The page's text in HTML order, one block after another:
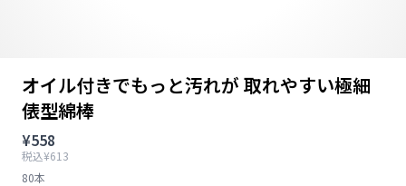
オイル付きでもっと汚れが 取れやすい極細
俵型綿棒
¥558
税込¥613
80本